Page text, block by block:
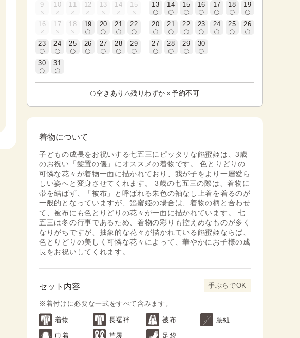
9 10 11 12 13 14 15
16 17 18 19 20 21 22
23 24 25 26 27 28 29
30 31
13 14 15 16 17 18 19
20 21 22 23 24 25 26
27 28 29 30
空きあり 残りわずか 予約不可
着物について
子どもの成長をお祝いする七五三にピッタリな餡蜜姫は、3歳
のお祝い「髪置の儀」にオススメの着物です。 色とりどりの
可憐な花々が着物一面に描かれており、我が子をより一層愛ら
しい姿へと変身させてくれます。 3歳の七五三の際は、着物に
帯を結ばず、「被布」と呼ばれる朱色の袖なし上着を着るのが
一般的となっていますが、餡蜜姫の場合は、着物の柄と合わせ
て、被布にも色とりどりの花々が一面に描かれています。 七
五三は冬の行事であるため、着物の彩りも控えめなものが多く
なりがちですが、抽象的な花々が描かれている餡蜜姫ならば、
色とりどりの美しく可憐な花々によって、華やかにお子様の成
長をお祝いしてくれます。
セット内容 手ぶらでOK
※着付けに必要な一式をすべて含みます。
着物 長襦袢 被布 腰紐
巾着 草履 足袋